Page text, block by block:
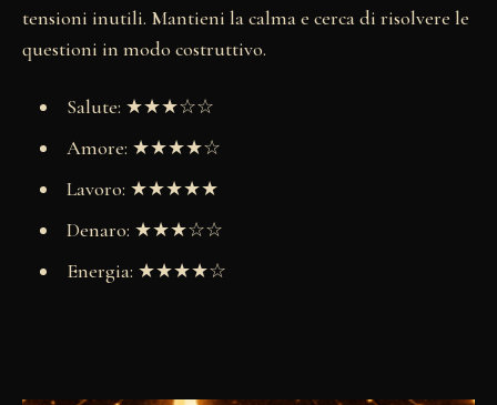
tensioni inutili. Mantieni la calma e cerca di risolvere le
questioni in modo costruttivo.
Salute: ★★★☆☆
Amore: ★★★★☆
Lavoro: ★★★★★
Denaro: ★★★☆☆
Energia: ★★★★☆